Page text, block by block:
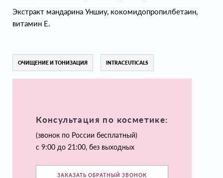
Экстракт мандарина Уншиу, кокомидопропилбетаин,
витамин Е.
ОЧИЩЕНИЕ И ТОНИЗАЦИЯ INTRACEUTICALS
Консультация по косметике:
(звонок по России бесплатный)
с 9:00 до 21:00, без выходных
ЗАКАЗАТЬ ОБРАТНЫЙ ЗВОНОК